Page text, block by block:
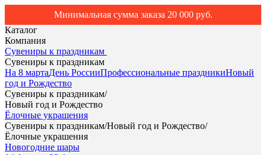
Минимальная сумма заказа 20 000 руб.
Каталог
Компания
Сувениры к праздникам
Сувениры к праздникам
На 8 мартаДень РоссииПрофессиональные праздникиНовый
год и Рождество
Сувениры к праздникам/
Новый год и Рождество
Ёлочные украшения
Сувениры к праздникам/Новый год и Рождество/
Ёлочные украшения
Новогодние шары